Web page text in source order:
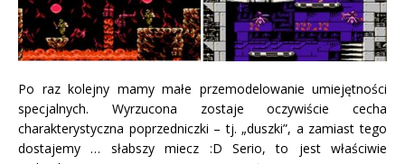
Po raz kolejny mamy małe przemodelowanie umiejętności
specjalnych. Wyrzucona zostaje oczywiście cecha
charakterystyczna poprzedniczki – tj. „duszki”, a zamiast tego
dostajemy … słabszy miecz :D Serio, to jest właściwie